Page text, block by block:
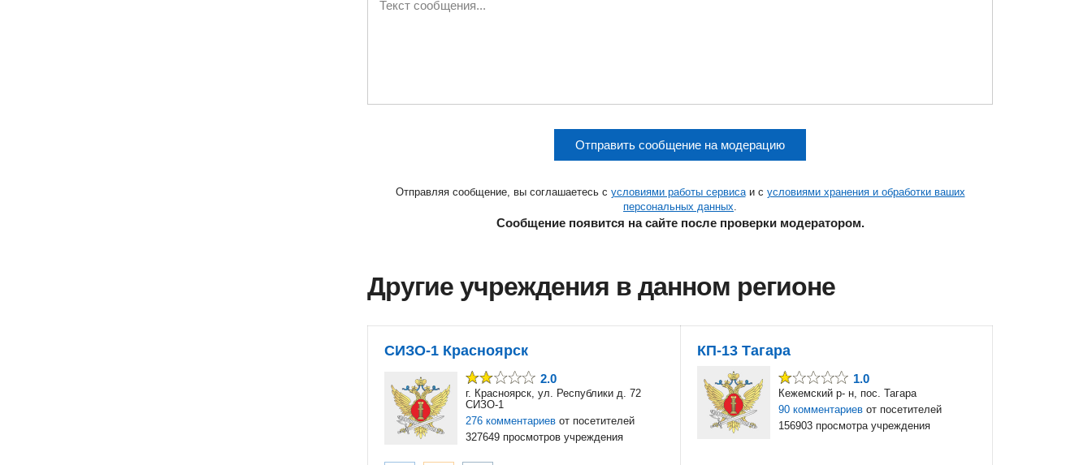
Отправить сообщение на модерацию
Отправляя сообщение, вы соглашаетесь с условиями работы сервисаи с условиями хранения и обработки ваших
персональных данных.
Сообщение появится на сайте после проверки модератором.
Другие учреждения в данном регионе
СИЗО-1 Красноярск
2.0
г. Красноярск, ул. Республики д. 72
СИЗО-1
276 комментариев от посетителей
327649 просмотров учреждения
КП-13 Тагара
1.0
Кежемский р- н, пос. Тагара
90 комментариев от посетителей
156903 просмотра учреждения